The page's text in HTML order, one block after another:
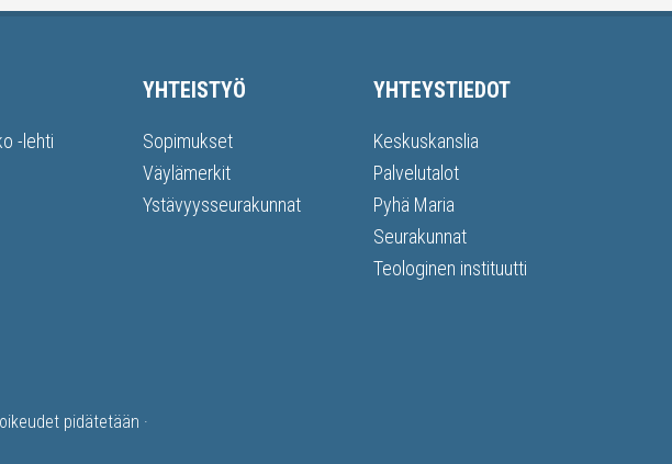
-lehti
YHTEISTYÖ
Sopimukset
Väylämerkit
Ystävyysseurakunnat
YHTEYSTIEDOT
Keskuskanslia
Palvelutalot
Pyhä Maria
Seurakunnat
Teologinen instituutti
pidätetään ·